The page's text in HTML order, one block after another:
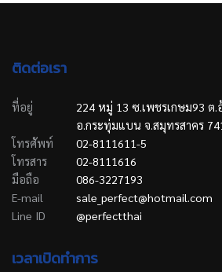
ติดต่อเรา
ที่อยู่
224 หมู่ 13 ซ.เพชรเกษม93 ต
อ.กระทุ่มแบน จ.สมุทรสาคร
โทรศัพท์
02-8111611-5
โทรสาร
02-8111616
มือถือ
086-3227193
E-mail
sale_perfect@hotmail.com
Line ID
@perfectthai
เวลาเปิดทำการ